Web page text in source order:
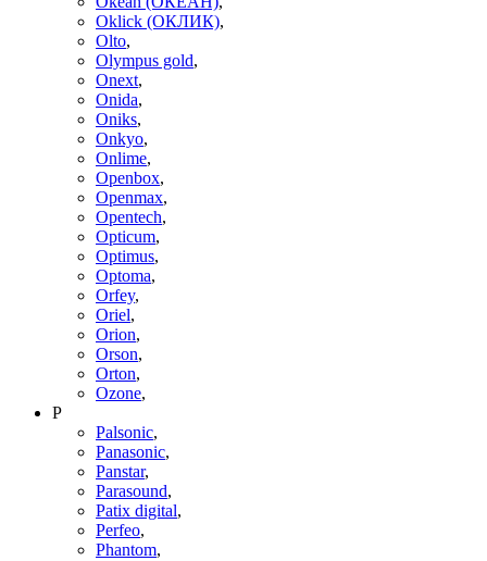
Oklick (ОКЛИК),
Olto,
Olympus gold,
Onext,
Onida,
Oniks,
Onkyo,
Onlime,
Openbox,
Openmax,
Opentech,
Opticum,
Optimus,
Optoma,
Orfey,
Oriel,
Orion,
Orson,
Orton,
Ozone,
P
Palsonic,
Panasonic,
Panstar,
Parasound,
Patix digital,
Perfeo,
Phantom,